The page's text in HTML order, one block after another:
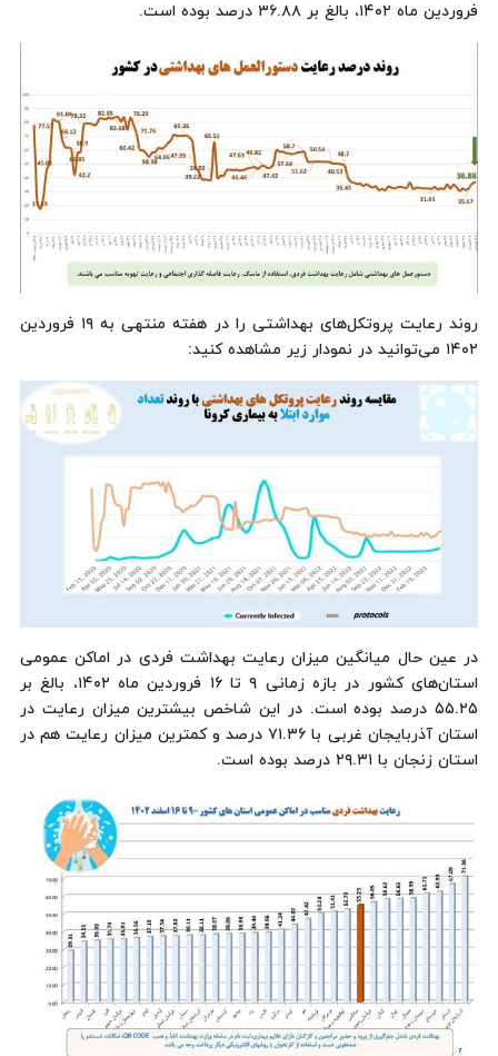
فروردین ماه ۱۴۰۲، بالغ بر ۳۶.۸۸ درصد بوده است.
روند رعایت پروتکل‌های بهداشتی را در هفته منتهی به ۱۹ فروردین
۱۴۰۲ می‌توانید در نمودار زیر مشاهده کنید:
در عین حال میانگین میزان رعایت بهداشت فردی در اماکن عمومی
استان‌های کشور در بازه زمانی ۹ تا ۱۶ فروردین ماه ۱۴۰۲، بالغ بر
۵۵.۲۵ درصد بوده است. در این شاخص بیشترین میزان رعایت در
استان آذربایجان غربی با ۷۱.۳۶ درصد و کمترین میزان رعایت هم در
استان زنجان با ۲۹.۳۱ درصد بوده است.